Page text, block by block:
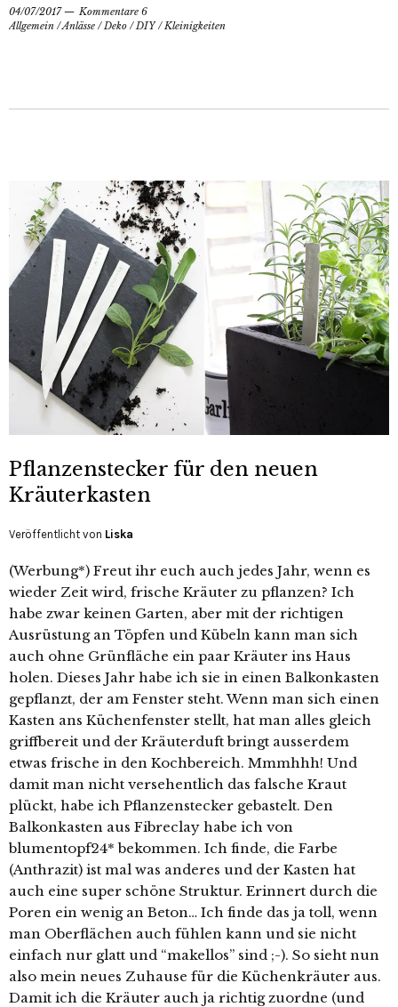
04/07/2017
Kommentare 6
Allgemein /Anlässe /Deko /DIY/Kleinigkeiten
Pflanzenstecker für den neuen
Kräuterkasten
Veröffentlicht von Liska
(Werbung*) Freut ihr euch auch jedes Jahr, wenn es
wieder Zeit wird, frische Kräuter zu pflanzen? Ich
habe zwar keinen Garten, aber mit der richtigen
Ausrüstung an Töpfen und Kübeln kann man sich
auch ohne Grünfläche ein paar Kräuter ins Haus
holen. Dieses Jahr habe ich sie in einen Balkonkasten
gepflanzt, der am Fenster steht. Wenn man sich einen
Kasten ans Küchenfenster stellt, hat man alles gleich
griffbereit und der Kräuterduft bringt ausserdem
etwas frische in den Kochbereich. Mmmhhh! Und
damit man nicht versehentlich das falsche Kraut
plückt, habe ich Pflanzenstecker gebastelt. Den
Balkonkasten aus Fibreclay habe ich von
blumentopf24* bekommen. Ich finde, die Farbe
(Anthrazit) ist mal was anderes und der Kasten hat
auch eine super schöne Struktur. Erinnert durch die
Poren ein wenig an Beton… Ich finde das ja toll, wenn
man Oberflächen auch fühlen kann und sie nicht
einfach nur glatt und “makellos” sind ;-). So sieht nun
also mein neues Zuhause für die Küchenkräuter aus.
Damit ich die Kräuter auch ja richtig zuordne (und